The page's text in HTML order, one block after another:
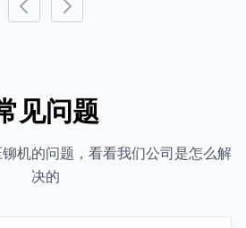
见问题
机的问题，看看我们公司是怎么解
决的